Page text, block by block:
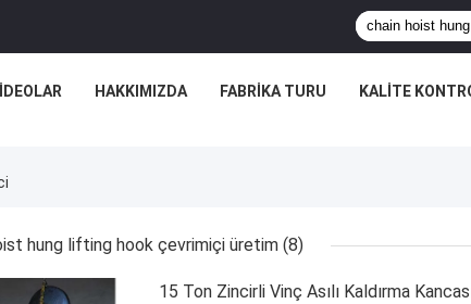
HAKKIMIZDA FABRIKA TURU KALITE
hung lifting hook çevrimiçi üretim (8)
15 Ton Zincirli Vinç Asılı Kaldırma